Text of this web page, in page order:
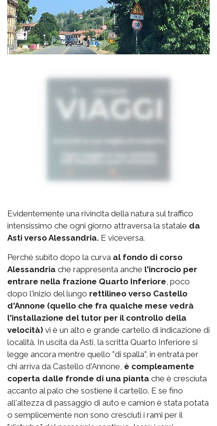
Evidentemente una rivincita della natura sul traffico
intensissimo che ogni giorno attraversa la statale da
Asti verso Alessandria. E viceversa.
Perché subito dopo la curva al fondo di corso
Alessandria che rappresenta anche l'incrocio per
entrare nella frazione Quarto Inferiore , poco
dopo l'inizio del lungo rettilineo verso Castello
d'Annone (quello che fra qualche mese vedrà
l'installazione del tutor per il controllo della
velocità) vi è un alto e grande cartello di indicazione di
località. In uscita da Asti, la scritta Quarto Inferiore si
legge ancora mentre quello "di spalla", in entrata per
chi arriva da Castello d'Annone, è compleamente
coperta dalle fronde di una pianta che è cresciuta
accanto al palo che sostiene il cartello. E se fino
all'altezza di passaggio di auto e camion è stata potata
o semplicemente non sono cresciuti i rami per il